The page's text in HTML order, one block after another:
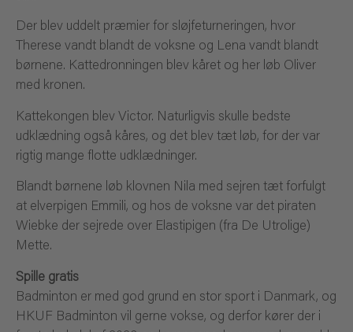
Der blev uddelt præmier for sløjfeturneringen, hvor
Therese vandt blandt de voksne og Lena vandt blandt
børnene. Kattedronningen blev kåret og her løb Oliver
med kronen.
Kattekongen blev Victor. Naturligvis skulle bedste
udklædning også kåres, og det blev tæt løb, for der var
rigtig mange flotte udklædninger.
Blandt børnene løb klovnen Nila med sejren tæt forfulgt
at elverpigen Emmili, og hos de voksne var det piraten
Wiebke der sejrede over Elastipigen (fra De Utrolige)
Mette.
Spille gratis
Badminton er med god grund en stor sport i Danmark, og
HKUF Badminton vil gerne vokse, og derfor kører der i